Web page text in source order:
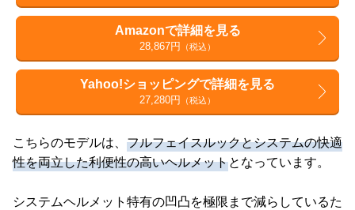
Amazonで詳細を見る
28,867円 （税込）
Yahoo!ショッピングで詳細を見る
27,280円 （税込）
こちらのモデルは、 フルフェイスルックとシステムの快適
性を両立した利便性の高いヘルメットとなっています。
システムヘルメット特有の凹凸を極限まで減らしているた